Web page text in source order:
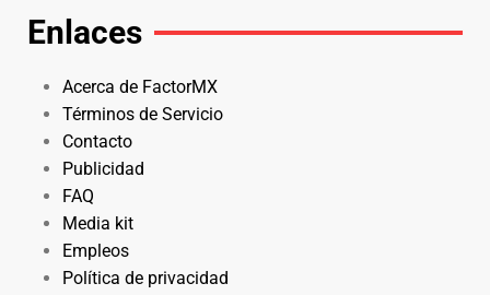
Enlaces
Acerca de FactorMX
Términos de Servicio
Contacto
Publicidad
FAQ
Media kit
Empleos
Política de privacidad